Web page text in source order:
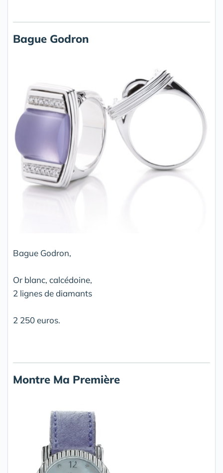
Bague Godron
Bague Godron,
Or blanc, calcédoine,
2 lignes de diamants
2 250 euros.
Montre Ma Première